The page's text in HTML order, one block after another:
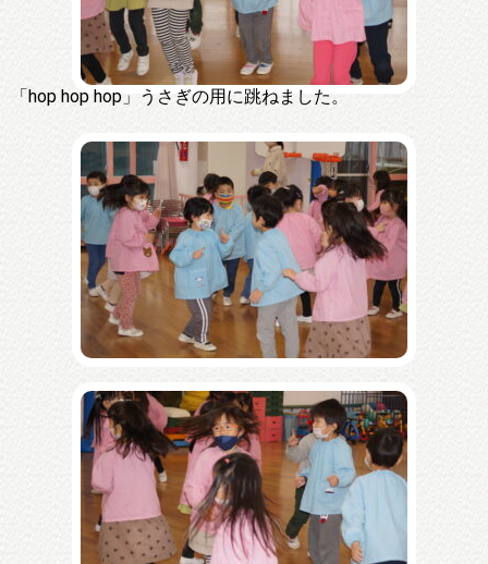
「hop hop hop」うさぎの用に跳ねました。